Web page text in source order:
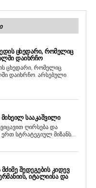
ᲪᲮᲔᲓᲐᲠᲘ, ᲠᲝᲛᲔᲚᲘᲪ
ᲓᲐᲘᲮᲠᲩᲝ
ცხედარი, რომელიც
დაიხრჩო. არსებული
ᲡᲐᲐᲙᲐᲨᲕᲘᲚᲘ
ღირსება და
სტრატეგიულ მიზანს...
ᲨᲔᲓᲔᲒᲔᲑᲘᲡ ᲙᲘᲓᲔᲕ
ᲘᲢᲐᲚᲘᲘᲡᲐ ᲓᲐ